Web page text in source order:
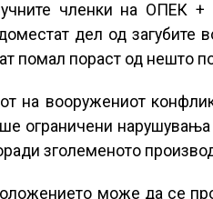
членки на ОПЕК +
дел од загубите
помал пораст од нешто
на вооружениот
ограничени
зголеменото
може да се